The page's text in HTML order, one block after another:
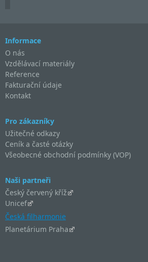
Informace
O nás
Vzdělávací materiály
Reference
Fakturační údaje
Kontakt
Pro zákazníky
Užitečné odkazy
Ceník a časté otázky
Všeobecné obchodní podmínky (VOP)
Naši partneři
Český červený kříž
Unicef
Česká filharmonie
Planetárium Praha